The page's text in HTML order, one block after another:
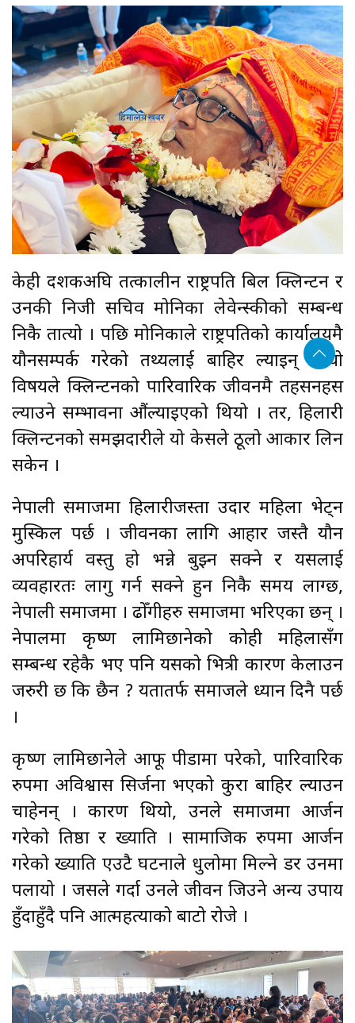
केही दशकअघि तत्कालीन राष्ट्रपति बिल क्लिन्टन र
उनकी निजी सचिव मोनिका लेवेन्स्कीको सम्बन्ध
निकै तात्यो । पछि मोनिकाले राष्ट्रपतिको कार्यालयमै
यौनसम्पर्क गरेको तथ्यलाई बाहिर ल्याइन् । यो
विषयले क्लिन्टनको पारिवारिक जीवनमै तहसनहस
ल्याउने सम्भावना औंल्याइएको थियो । तर, हिलारी
क्लिन्टनको समझदारीले यो केसले ठूलो आकार लिन
सकेन ।
नेपाली समाजमा हिलारीजस्ता उदार महिला भेट्न
मुस्किल पर्छ । जीवनका लागि आहार जस्तै यौन
अपरिहार्य वस्तु हो भन्ने बुझ्न सक्ने र यसलाई
व्यवहारतः लागु गर्न सक्ने हुन निकै समय लाग्छ,
नेपाली समाजमा । ढोँगीहरु समाजमा भरिएका छन् ।
नेपालमा कृष्ण लामिछानेको कोही महिलासँग
सम्बन्ध रहेकै भए पनि यसको भित्री कारण केलाउन
जरुरी छ कि छैन ? यतातर्फ समाजले ध्यान दिनै पर्छ
।
कृष्ण लामिछानेले आफू पीडामा परेको, पारिवारिक
रुपमा अविश्वास सिर्जना भएको कुरा बाहिर ल्याउन
चाहेनन् । कारण थियो, उनले समाजमा आर्जन
गरेको प्रतिष्ठा र ख्याति । सामाजिक रुपमा आर्जन
गरेको ख्याति एउटै घटनाले धुलोमा मिल्ने डर उनमा
पलायो । जसले गर्दा उनले जीवन जिउने अन्य उपाय
हुँदाहुँदै पनि आत्महत्याको बाटो रोजे ।